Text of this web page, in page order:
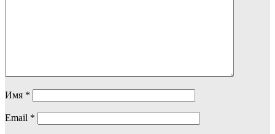
Имя *
Email *